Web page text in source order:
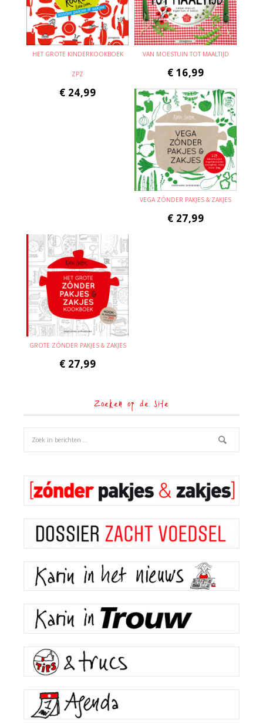
HET GROTE KINDERKOOKBOEK
ZPZ
€ 24,99
VAN MOESTUIN TOT MAALTIJD
€ 16,99
VEGA ZÓNDER PAKJES & ZAKJES
€ 27,99
GROTE ZÓNDER PAKJES & ZAKJES
€ 27,99
Zoeken op de site